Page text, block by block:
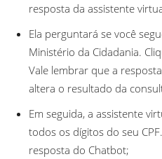
resposta da assistente
Ela perguntará se você
Ministério da Cidadania.
Vale lembrar que a
altera o resultado da
Em seguida, a assistente
todos os dígitos do seu
resposta do Chatbot;